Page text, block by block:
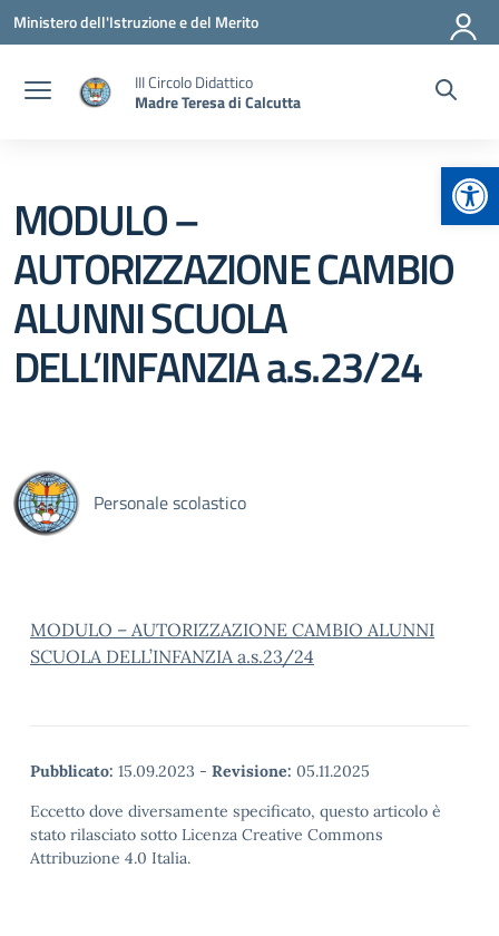
Vai ai contenuti
Vai al menu di navigazione
Vai al footer
Ministero dell'Istruzione e del Merito
III Circolo Didattico
Madre Teresa di Calcutta
MODULO –
AUTORIZZAZIONE CAMBIO
ALUNNI SCUOLA
DELL’INFANZIA a.s.23/24
Personale scolastico
MODULO – AUTORIZZAZIONE CAMBIO ALUNNI
SCUOLA DELL’INFANZIA a.s.23/24
Pubblicato: 15.09.2023 - Revisione: 05.11.2025
Eccetto dove diversamente specificato, questo articolo è
stato rilasciato sotto Licenza Creative Commons
Attribuzione 4.0 Italia.